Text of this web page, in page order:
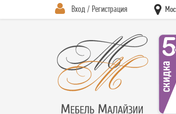
Вход / Регистрация